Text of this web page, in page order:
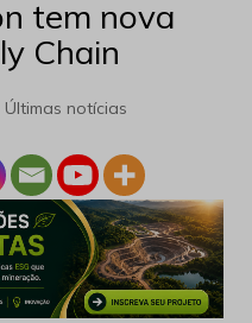
tem nova
Chain
Últimas notícias